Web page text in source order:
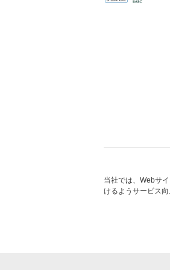
当社では、Webサ
けるようサービス